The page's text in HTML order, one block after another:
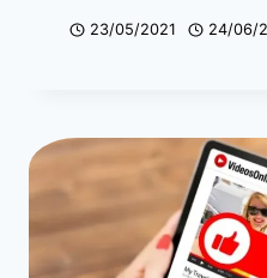
23/05/2021 24/06/